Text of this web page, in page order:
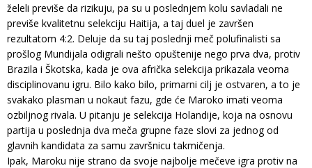
želeli previše da rizikuju, pa su u poslednjem kolu savladali ne
previše kvalitetnu selekciju Haitija, a taj duel je završen
rezultatom 4:2. Deluje da su taj poslednji meč polufinalisti sa
prošlog Mundijala odigrali nešto opuštenije nego prva dva, protiv
Brazila i Škotska, kada je ova afrička selekcija prikazala veoma
disciplinovanu igru. Bilo kako bilo, primarni cilj je ostvaren, a to je
svakako plasman u nokaut fazu, gde će Maroko imati veoma
ozbiljnog rivala. U pitanju je selekcija Holandije, koja na osnovu
partija u poslednja dva meča grupne faze slovi za jednog od
glavnih kandidata za samu završnicu takmičenja.
Ipak, Maroku nije strano da svoje najbolje mečeve igra protiv na